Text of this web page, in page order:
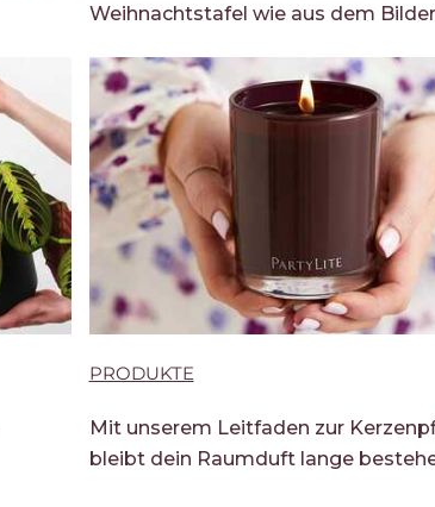
Weihnachtstafel wie aus dem
PRODUKTE
Mit unserem Leitfaden zur
bleibt dein Raumduft lange